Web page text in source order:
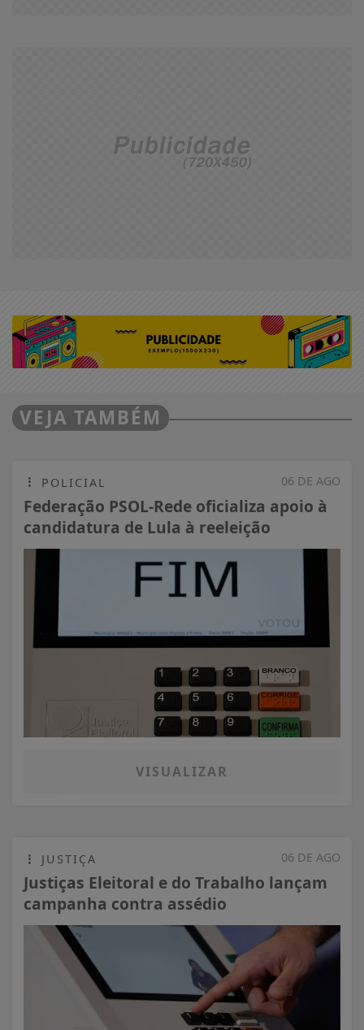
VEJA TAMBÉM
06 DE AGO
POLICIAL
Federação PSOL-Rede oficializa apoio à
candidatura de Lula à reeleição
VISUALIZAR
06 DE AGO
JUSTIÇA
Justiças Eleitoral e do Trabalho lançam
campanha contra assédio